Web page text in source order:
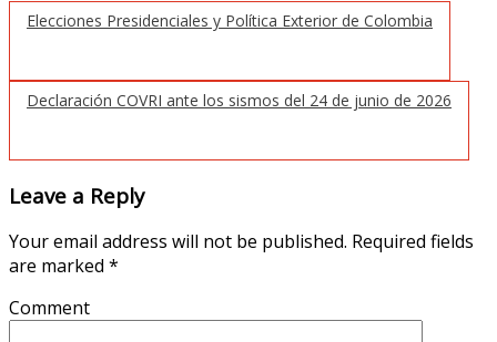
Elecciones Presidenciales y Política Exterior de Colombia
Declaración COVRI ante los sismos del 24 de junio de 2026
Leave a Reply
Your email address will not be published. Required fields
are marked *
Comment